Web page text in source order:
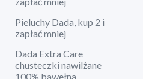
Pieluchy Dada, kup 2 i
zapłać mniej
Dada Extra Care
chusteczki nawilżane
100% bawełna